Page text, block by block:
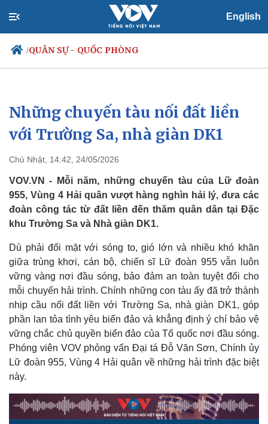
English
/QUÂN SỰ - QUỐC PHÒNG
Chính trị
Đảng
Tổ chức nhân sự
Nhận diện sự thật
Xã hội
Tin 24h
Dự báo thời tiết
Việc làm
Biển đảo
Những chuyến tàu nối đất liền
với Trường Sa, nhà giàn DK1
Chủ Nhật, 14:42, 24/05/2026
VOV.VN - Mỗi năm, những chuyến tàu của Lữ đoàn
955, Vùng 4 Hải quân vượt hàng nghìn hải lý, đưa các
đoàn công tác từ đất liền đến thăm quân dân tại Đặc
khu Trường Sa và Nhà giàn DK1.
Dù phải đối mặt với sóng to, gió lớn và nhiều khó khăn
giữa trùng khơi, cán bộ, chiến sĩ Lữ đoàn 955 vẫn luôn
vững vàng nơi đầu sóng, bảo đảm an toàn tuyệt đối cho
mỗi chuyến hải trình. Chính những con tàu ấy đã trở thành
nhịp cầu nối đất liền với Trường Sa, nhà giàn DK1, góp
phần lan tỏa tình yêu biển đảo và khẳng định ý chí bảo vệ
vững chắc chủ quyền biển đảo của Tổ quốc nơi đầu sóng.
Phóng viên VOV phỏng vấn Đại tá Đỗ Văn Sơn, Chính ủy
Lữ đoàn 955, Vùng 4 Hải quân về những hải trình đặc biệt
này.